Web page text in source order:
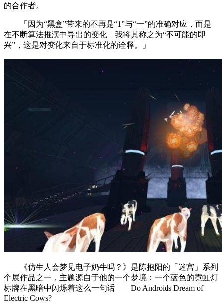
的合作者。
「因为“黑盒”带来的不再是“1”与“一”的准确对应，而是
在不断算法推演中导出的变化，我将其称之为“不可能的即
兴”，这是对变化来自于标准化的诠释。」
《仿生人会梦见电子奶牛吗？》是陈抱阳的「迷宫」系列
个展作品之一，主题源自于他的一个梦境：一个蓝色的霓虹灯
标牌在黑暗中闪烁着这么一句话——Do Androids Dream of
Electric Cows?